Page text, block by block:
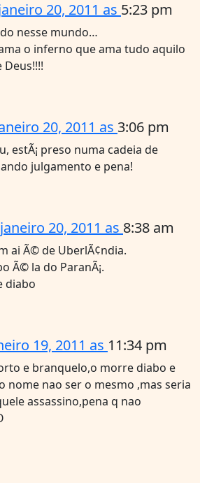
20, 2011 as 5:23 pm
nesse mundo…
o inferno que ama tudo aquilo
20, 2011 as 3:06 pm
estÃ¡ preso numa cadeia de
julgamento e pena!
janeiro 20, 2011 as 8:38 am
ai Ã© de UberlÃ¢ndia.
Ã© la do ParanÃ¡.
diabo
19, 2011 as 11:34 pm
e branquelo,o morre diabo e
nome nao ser o mesmo ,mas seria
assassino,pena q nao